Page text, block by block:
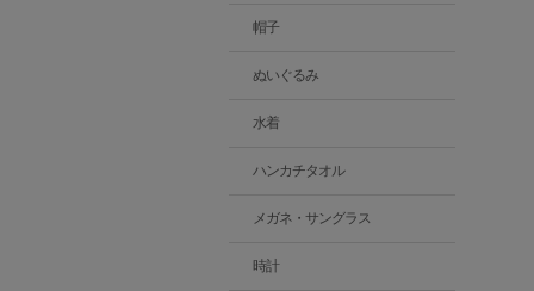
帽子
ぬいぐるみ
水着
ハンカチタオル
メガネ・サングラス
時計